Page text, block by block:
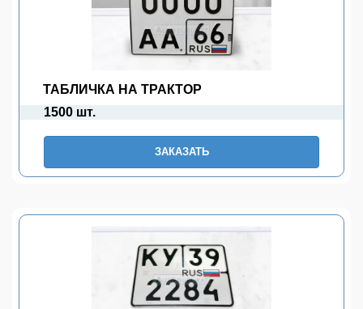
ТАБЛИЧКА НА ТРАКТОР
1500 шт.
ЗАКАЗАТЬ